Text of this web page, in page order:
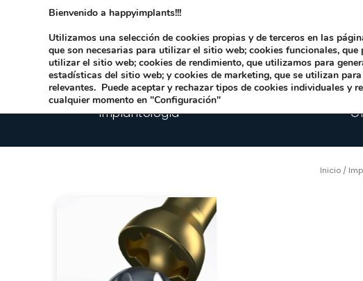
Dirección:
Implantologia
Inicio /
Bienvenido a happyimplants!!!
Utilizamos una selección de cookies propias y de terceros en las
que son necesarias para utilizar el sitio web; cookies funcionales,
utilizar el sitio web; cookies de rendimiento, que utilizamos para
estadísticas del sitio web; y cookies de marketing, que se utilizan
relevantes. Puede aceptar y rechazar tipos de cookies individuales y
cualquier momento en "Configuración"